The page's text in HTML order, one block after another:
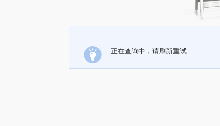
正在查询中，请刷新重试